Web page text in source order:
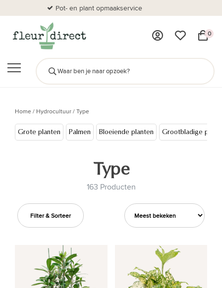
Pot- en plant opmaakservice
0
Home/ Hydrocultuur/Type
Grote planten Palmen Bloeiende planten Grootbladige
Type
163 Producten
Filter & Sorteer